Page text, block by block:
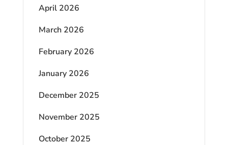
April 2026
March 2026
February 2026
January 2026
December 2025
November 2025
October 2025